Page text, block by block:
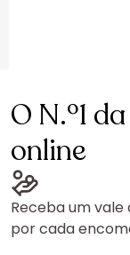
O N.º1
online
Receba um vale
por cada